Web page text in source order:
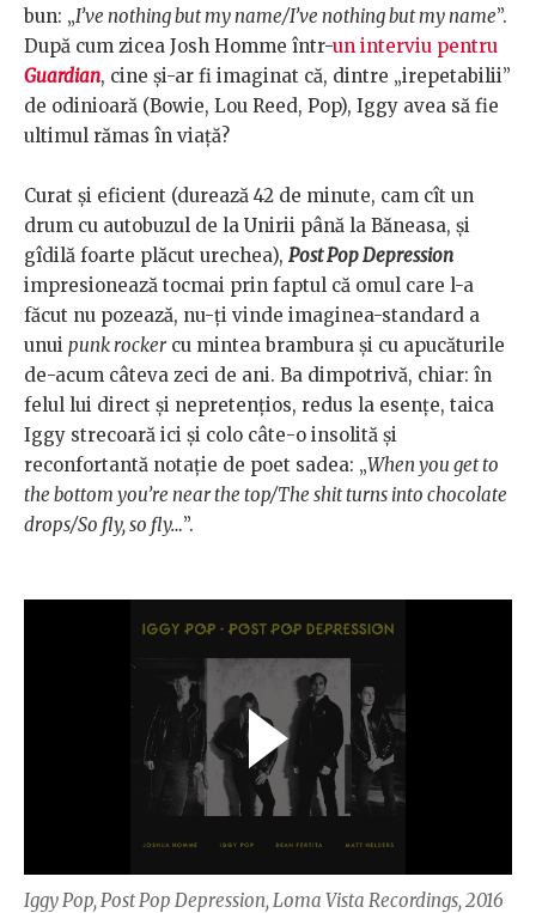
bun: „I’ve nothing but my name/I’ve nothing but my name”.
După cum zicea Josh Homme într-un interviu pentru
Guardian, cine și-ar fi imaginat că, dintre „irepetabilii”
de odinioară (Bowie, Lou Reed, Pop), Iggy avea să fie
ultimul rămas în viață?
Curat și eficient (durează 42 de minute, cam cît un
drum cu autobuzul de la Unirii până la Băneasa, și
gîdilă foarte plăcut urechea), Post Pop Depression
impresionează tocmai prin faptul că omul care l-a
făcut nu pozează, nu-ți vinde imaginea-standard a
unui punk rockercu mintea brambura și cu apucăturile
de-acum câteva zeci de ani. Ba dimpotrivă, chiar: în
felul lui direct și nepretențios, redus la esențe, taica
Iggy strecoară ici și colo câte-o insolită și
reconfortantă notație de poet sadea: „When you get to
the bottom you’re near the top/The shit turns into chocolate
drops/So fly, so fly…”.
Iggy Pop, Post Pop Depression, Loma Vista Recordings, 2016